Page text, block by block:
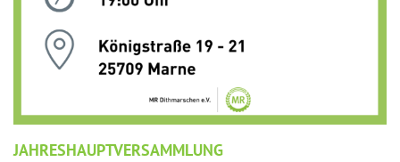
JAHRESHAUPTVERSAMMLUNG